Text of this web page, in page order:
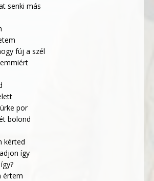
senki más
fúj a szél
por
bolond
kérted
így
értem